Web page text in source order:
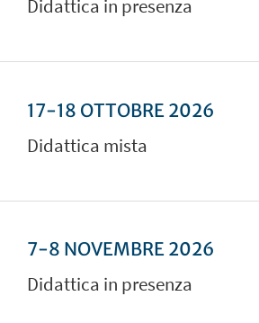
Didattica in presenza
17-18 OTTOBRE 2026
Didattica mista
7-8 NOVEMBRE 2026
Didattica in presenza